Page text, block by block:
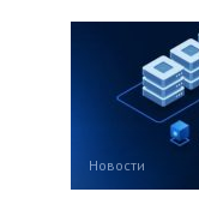
Новости